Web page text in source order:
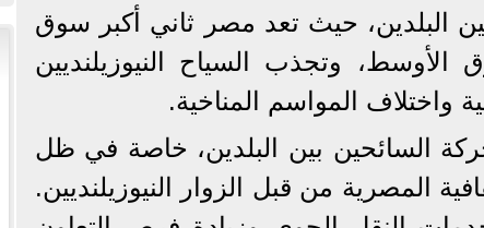
بين البلدين، حيث تعد مصر ثاني أكبر سوق
الأوسط، وتجذب السياح النيوزيلنديين
واختلاف المواسم المناخية.
السائحين بين البلدين، خاصة في ظل
المصرية من قبل الزوار النيوزيلنديين.